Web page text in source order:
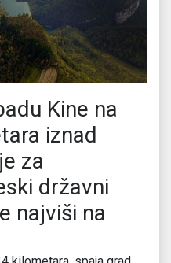
Kine na
iznad
za
državni
najviši na